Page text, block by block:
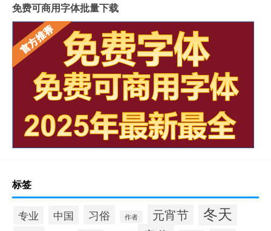
免费可商用字体批量下载
标签
专业 中国 习俗 作者 元宵节 冬天